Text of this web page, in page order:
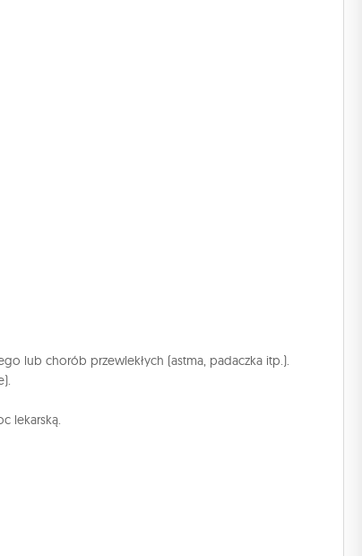
lub chorób przewlekłych (astma, padaczka itp.).
lekarską.